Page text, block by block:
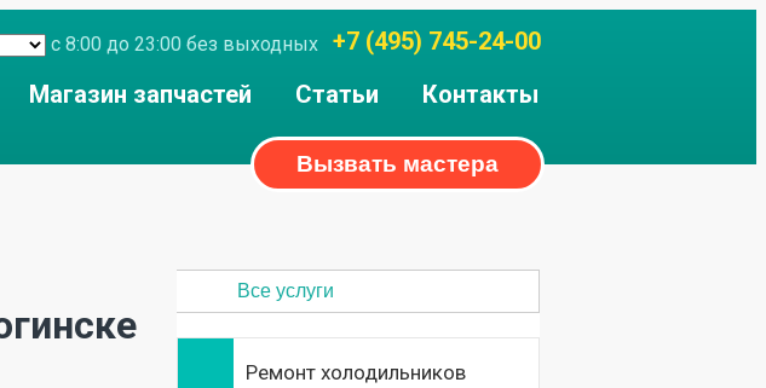
с 8:00 до 23:00 без выходных +7 (495) 745-24-00
Магазин запчастей Статьи Контакты
Вызвать мастера
Все услуги
Ремонт холодильников